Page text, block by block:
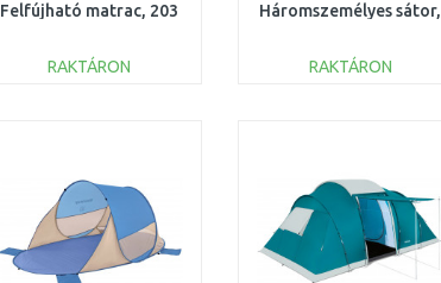
Felfújható matrac, 203
RAKTÁRON
Háromszemélyes sátor,
cm 68090
RAKTÁRON